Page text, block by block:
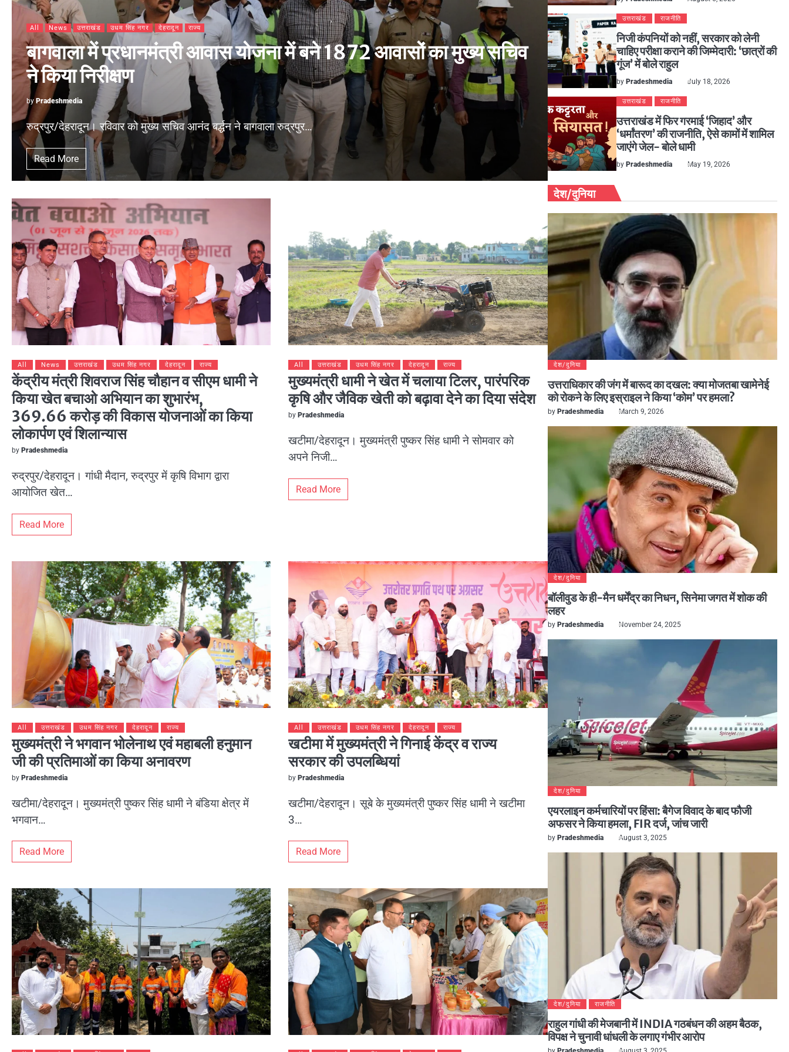
All News उत्तराखंड उधम सिंह नगर देहरादून राज्य
बागवाला में प्रधानमंत्री आवास योजना में बने 1872 आवासों का मुख्य सचिव
ने किया निरीक्षण
by Pradeshmedia
रुद्रपुर/देहरादून। रविवार को मुख्य सचिव आनंद बर्द्धन ने बागवाला रुद्रपुर…
Read More
All News उत्तराखंड उधम सिंह नगर देहरादून राज्य
केंद्रीय मंत्री शिवराज सिंह चौहान व सीएम धामी ने
किया खेत बचाओ अभियान का शुभारंभ,
369.66 करोड़ की विकास योजनाओं का किया
लोकार्पण एवं शिलान्यास
by Pradeshmedia
रुद्रपुर/देहरादून। गांधी मैदान, रुद्रपुर में कृषि विभाग द्वारा
आयोजित खेत…
Read More
All उत्तराखंड उधम सिंह नगर देहरादून राज्य
मुख्यमंत्री धामी ने खेत में चलाया टिलर, पारंपरिक
कृषि और जैविक खेती को बढ़ावा देने का दिया संदेश
by Pradeshmedia
खटीमा/देहरादून। मुख्यमंत्री पुष्कर सिंह धामी ने सोमवार को
अपने निजी…
Read More
All उत्तराखंड उधम सिंह नगर देहरादून राज्य
मुख्यमंत्री ने भगवान भोलेनाथ एवं महाबली हनुमान
जी की प्रतिमाओं का किया अनावरण
by Pradeshmedia
खटीमा/देहरादून। मुख्यमंत्री पुष्कर सिंह धामी ने बंडिया क्षेत्र में
भगवान…
Read More
All उत्तराखंड उधम सिंह नगर देहरादून राज्य
खटीमा में मुख्यमंत्री ने गिनाई केंद्र व राज्य
सरकार की उपलब्धियां
byPradeshmedia
खटीमा/देहरादून। सूबे के मुख्यमंत्री पुष्कर सिंह धामी ने खटीमा
3…
Read More
उत्तराखंड राजनीति
निजी कंपनियों को नहीं, सरकार को लेनी
चाहिए परीक्षा कराने की जिम्मेदारी: ‘छात्रों की
गूंज’ में बोले राहुल
by Pradeshmedia July 18, 2026
उत्तराखंड राजनीति
उत्तराखंड में फिर गरमाई ‘जिहाद’ और
‘धर्मांतरण’ की राजनीति, ऐसे कामों में शामिल
जाएंगे जेल- बोले धामी
by Pradeshmedia May 19, 2026
देश/दुनिया
देश/दुनिया
उत्तराधिकार की जंग में बारूद का दखल: क्या मोजतबा खामेनेई
को रोकने के लिए इस्राइल ने किया ‘कोम’ पर हमला?
by Pradeshmedia March 9, 2026
देश/दुनिया
बॉलीवुड के ही-मैन धर्मेंद्र का निधन, सिनेमा जगत में शोक की
लहर
by Pradeshmedia November 24, 2025
देश/दुनिया
एयरलाइन कर्मचारियों पर हिंसा: बैगेज विवाद के बाद फौजी
अफसर ने किया हमला, FIR दर्ज, जांच जारी
by Pradeshmedia August 3, 2025
देश/दुनिया राजनीति
राहुल गांधी की मेजबानी में INDIA गठबंधन की अहम बैठक,
विपक्ष ने चुनावी धांधली के लगाए गंभीर आरोप